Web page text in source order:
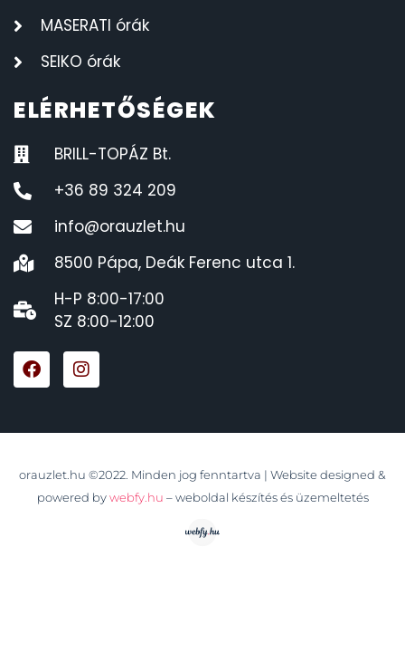
MASERATI órák
SEIKO órák
ELÉRHETŐSÉGEK
BRILL-TOPÁZ Bt.
+36 89 324 209
info@orauzlet.hu
8500 Pápa, Deák Ferenc utca 1.
H-P 8:00-17:00
SZ 8:00-12:00
orauzlet.hu ©2022. Minden jog fenntartva | Website designed &
powered by webfy.hu – weboldal készítés és üzemeltetés